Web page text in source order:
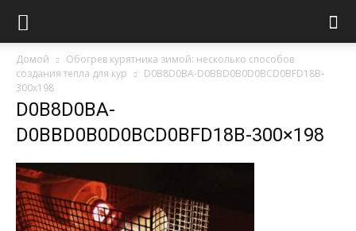
Домой
Обогрев курятника зимой: несколько способов
создания тепла для кур
D0B8D0BA-D0BBD0B0D0BCD0BFD18B-
300x198
D0B8D0BA-
D0BBD0B0D0BCD0BFD18B-300×198